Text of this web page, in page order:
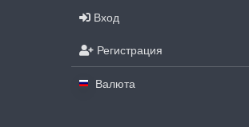
Вход
Регистрация
Валюта